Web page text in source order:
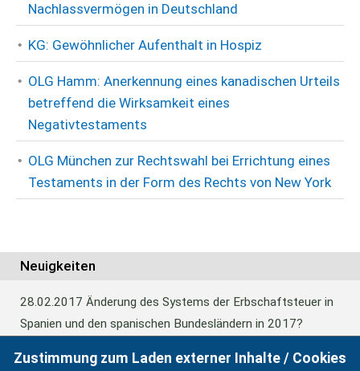
Nachlassvermögen in Deutschland
KG: Gewöhnlicher Aufenthalt in Hospiz
OLG Hamm: Anerkennung eines kanadischen Urteils
betreffend die Wirksamkeit eines
Negativtestaments
OLG München zur Rechtswahl bei Errichtung eines
Testaments in der Form des Rechts von New York
Neuigkeiten
28.02.2017 Änderung des Systems der Erbschaftsteuer in
Spanien und den spanischen Bundesländern in 2017?
Zustimmung zum Laden externer Inhalte / Cookies